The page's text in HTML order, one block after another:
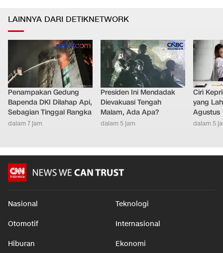
LAINNYA DARI DETIKNETWORK
Penampakan Gedung
Bapenda DKI Dilahap Api,
Sebagian Tinggal Rangka
dalam 7 jam
Presiden Ini Mendadak
Dievakuasi Tengah
Malam, Ada Apa?
dalam 5 jam
Ciri
yang
Agustus
dalam 5
Nasional Teknologi
Otomotif Internasional
Hiburan Ekonomi